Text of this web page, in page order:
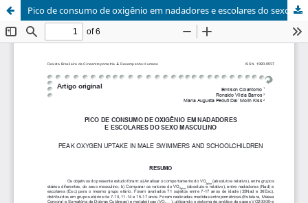
Pico de consumo de oxigênio em nadadores e escolares do sexo masculino